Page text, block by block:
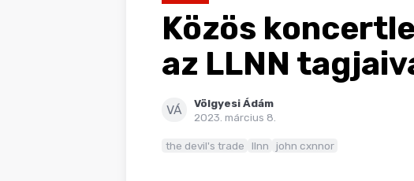
Közös
az LLNN
VÁ
Völgyesi Ádám
2023. március 8.
the devil's trade llnn john cxnnor